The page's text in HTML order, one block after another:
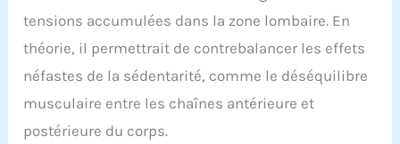
tensions accumulées dans la zone lombaire. En
théorie, il permettrait de contrebalancer les effets
néfastes de la sédentarité, comme le déséquilibre
musculaire entre les chaînes antérieure et
postérieure du corps.